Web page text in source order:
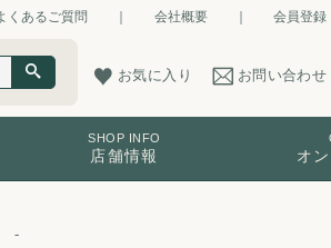
くあるご質問 会社概要 会員登録
お気に入り お問い合わせ
SHOP INFO
店舗情報 オ